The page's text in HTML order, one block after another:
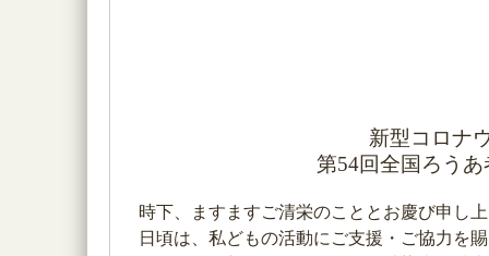
新型コロナ
第54回全国ろう
時下、ますますご清栄のこととお慶び申し
日頃は、私どもの活動にご支援・ご協力を